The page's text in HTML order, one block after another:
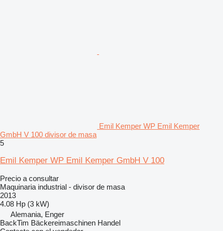
Emil Kemper WP Emil Kemper
GmbH V 100 divisor de masa
5
Emil Kemper WP Emil Kemper GmbH V 100
Precio a consultar
Maquinaria industrial - divisor de masa
2013
4.08 Hp (3 kW)
Alemania, Enger
BackTim Bäckereimaschinen Handel